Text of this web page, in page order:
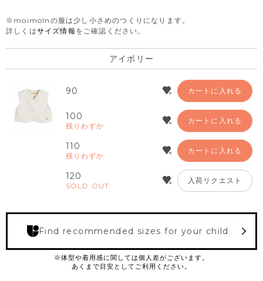
※moimolnの服は少し小さめのつくりになります。
詳しくはサイズ情報 をご確認ください。
アイボリー
90 カートに入れる
100
残りわずか
カートに入れる
110
残りわずか
カートに入れる
120
SOLD OUT
入荷リクエスト
Find recommended sizes for your child